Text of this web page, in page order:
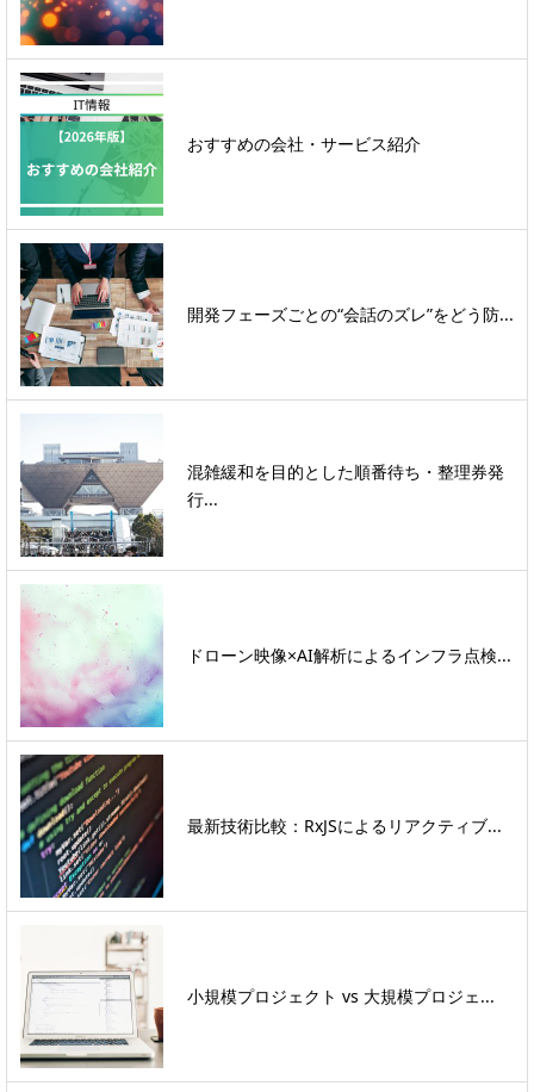
おすすめの会社・サービス紹介
開発フェーズごとの“会話のズレ”をどう防...
混雑緩和を目的とした順番待ち・整理券発
行...
ドローン映像×AI解析によるインフラ点検...
最新技術比較：RxJSによるリアクティブ...
小規模プロジェクト vs 大規模プロジェ...